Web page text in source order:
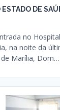
DE
no
na noite da
Marília, Dom…